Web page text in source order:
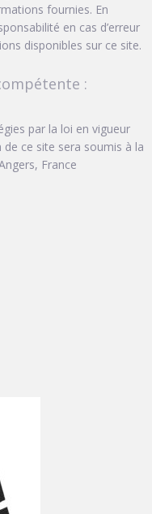
fournies. En
en cas d’erreur
disponibles sur ce site.
:
par la loi en vigueur
de ce site sera soumis à la
France